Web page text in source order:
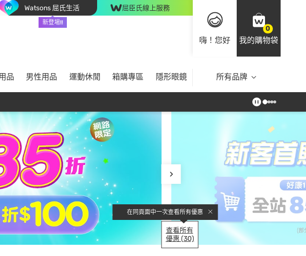
Watsons 屈氏生活
新登場!!
屈臣氏線上服務
嗨！您好
0
我的購物袋
品 男性用品 運動休閒 箱購專區 隱形眼鏡 所有品牌
在同頁面中一次查看所有優惠
查看所有
優惠 (30)